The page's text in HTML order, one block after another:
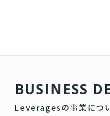
BUSIN ESS D
Leveragesの事業につ